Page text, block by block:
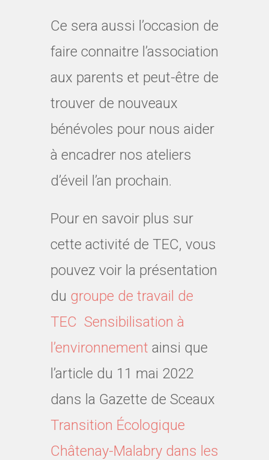
Ce sera aussi l’occasion de
faire connaitre l’association
aux parents et peut-être de
trouver de nouveaux
bénévoles pour nous aider
à encadrer nos ateliers
d’éveil l’an prochain.
Pour en savoir plus sur
cette activité de TEC, vous
pouvez voir la présentation
du groupe de travail de
TEC Sensibilisation à
l’environnement ainsi que
l’article du 11 mai 2022
dans la Gazette de Sceaux
Transition Écologique
Châtenay-Malabry dans les